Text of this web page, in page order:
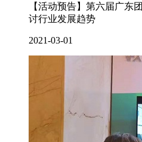
【活动预告】第六届广东
讨行业发展趋势
2021-03-01